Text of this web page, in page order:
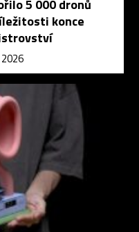
5 000 dronů
konce